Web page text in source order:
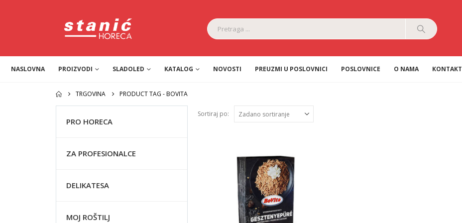
NASLOVNA PROIZVODI SLADOLED KATALOG NOVOSTI PREUZMI U POSLOVNICI POSLOVNICE O NAMA KONTAKT
TRGOVINA PRODUCT TAG -BOVITA
Sortiraj po:
PRO HORECA
ZA PROFESIONALCE
DELIKATESA
MOJ ROŠTILJ